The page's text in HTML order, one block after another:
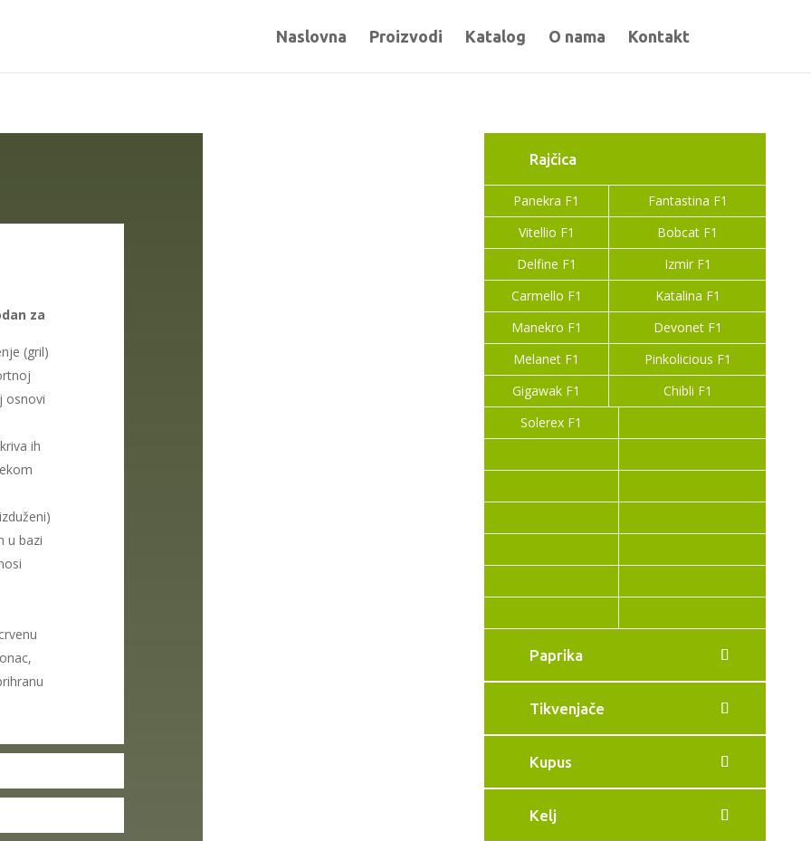
Naslovna Proizvodi Katalog O nama Kontakt
za
(gril)
osnovi
ih
u bazi
Rajčica
Panekra F1
Fantastina F1
Vitellio F1
Bobcat F1
Delfine F1
Izmir F1
Carmello F1
Katalina F1
Manekro F1
Devonet F1
Melanet F1
Pinkolicious F1
Gigawak F1
Chibli F1
Solerex F1
Paprika
Tikvenjače
Kupus
Kelj